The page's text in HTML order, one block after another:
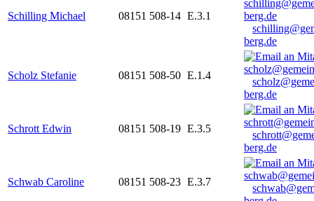
Schilling Michael 08151 508-14 E.3.1
berg.de
Scholz Stefanie 08151 508-50 E.1.4
berg.de
Schrott Edwin 08151 508-19 E.3.5
berg.de
Schwab Caroline 08151 508-23 E.3.7